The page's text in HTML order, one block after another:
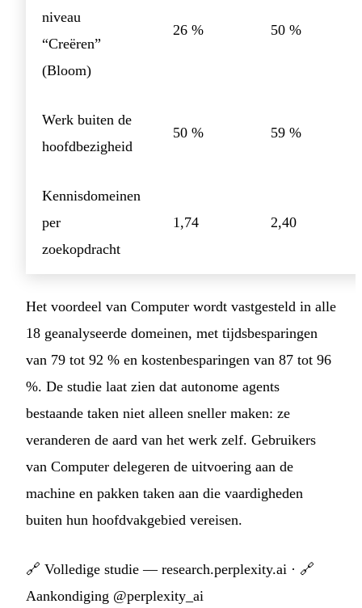
niveau
“Creëren”
(Bloom)
26 % 50 %
Werk buiten de
hoofdbezigheid
50 % 59 %
Kennisdomeinen
per
zoekopdracht
1,74 2,40
Het voordeel van Computer wordt vastgesteld in alle
18 geanalyseerde domeinen, met tijdsbesparingen
van 79 tot 92 % en kostenbesparingen van 87 tot 96
%. De studie laat zien dat autonome agents
bestaande taken niet alleen sneller maken: ze
veranderen de aard van het werk zelf. Gebruikers
van Computer delegeren de uitvoering aan de
machine en pakken taken aan die vaardigheden
buiten hun hoofdvakgebied vereisen.
🔗 Volledige studie — research.perplexity.ai · 🔗
Aankondiging @perplexity_ai